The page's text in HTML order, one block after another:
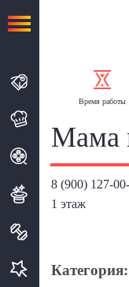
Время работы
Мама
8 (900) 127-
1 этаж
Категория: